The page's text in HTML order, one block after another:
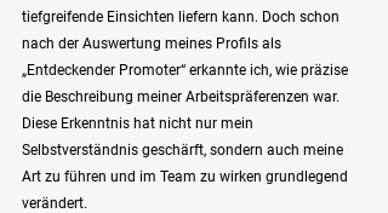
tiefgreifende Einsichten liefern kann. Doch schon
nach der Auswertung meines Profils als
„Entdeckender Promoter“ erkannte ich, wie präzise
die Beschreibung meiner Arbeitspräferenzen war.
Diese Erkenntnis hat nicht nur mein
Selbstverständnis geschärft, sondern auch meine
Art zu führen und im Team zu wirken grundlegend
verändert.